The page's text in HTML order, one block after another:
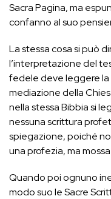
Sacra Pagina, ma
confanno al suo
La stessa cosa si può
l’interpretazione del
fedele deve leggere la
mediazione della
nella stessa Bibbia si
nessuna scrittura
spiegazione, poiché
una profezia, ma
Quando poi ognuno
modo suo le Sacre